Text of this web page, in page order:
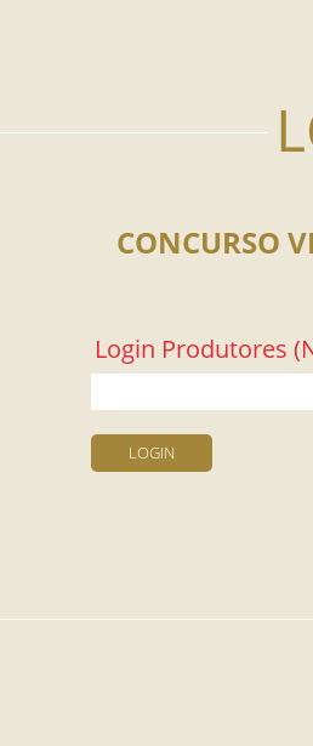
CONCURSO
Login Produtores
LOGIN